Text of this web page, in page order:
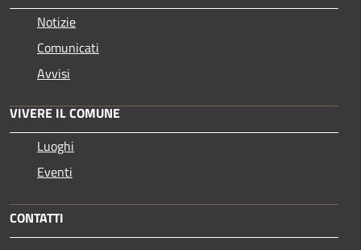
Notizie
Comunicati
Avvisi
VIVERE IL COMUNE
Luoghi
Eventi
CONTATTI